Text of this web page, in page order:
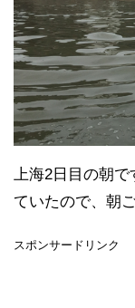
上海2日目の朝
ていたので、朝
スポンサードリンク